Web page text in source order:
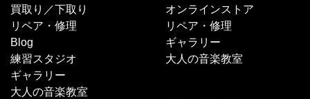
買取り／下取り
リペア・修理
Blog
練習スタジオ
ギャラリー
大人の音楽教室
オンラインストア
リペア・修理
ギャラリー
大人の音楽教室